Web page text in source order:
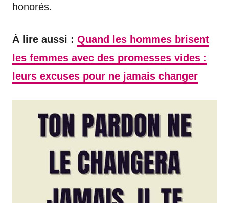
honorés.
À lire aussi : Quand les hommes brisent
les femmes avec des promesses vides :
leurs excuses pour ne jamais changer